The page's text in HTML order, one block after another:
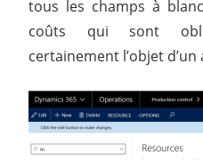
tous les champs à
coûts qui sont
certainement l’objet